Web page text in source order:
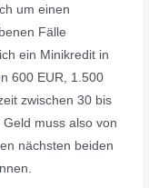
um einen
Fälle
ein Minikredit in
600 EUR, 1.500
zwischen 30 bis
muss also von
nächsten beiden